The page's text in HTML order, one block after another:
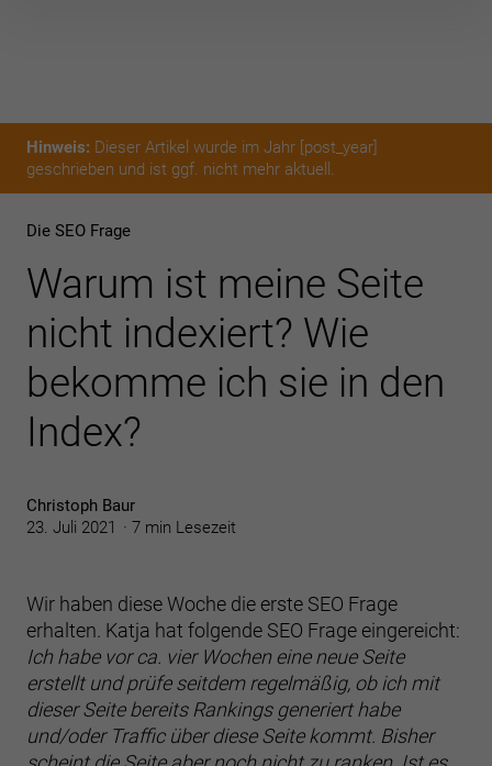
Hinweis: Dieser Artikel wurde im Jahr [post_year]
geschrieben und ist ggf. nicht mehr aktuell.
Die SEO Frage
Warum ist meine Seite
nicht indexiert? Wie
bekomme ich sie in den
Index?
Christoph Baur
23. Juli 2021
7 min Lesezeit
Wir haben diese Woche die erste SEO Frage
erhalten. Katja hat folgende SEO Frage eingereicht:
Ich habe vor ca. vier Wochen eine neue Seite
erstellt und prüfe seitdem regelmäßig, ob ich mit
dieser Seite bereits Rankings generiert habe
und/oder Traffic über diese Seite kommt. Bisher